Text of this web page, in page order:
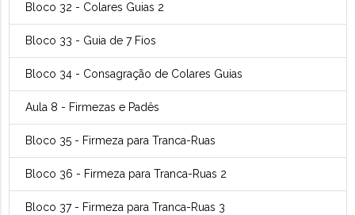
Bloco 32 - Colares Guias 2
Bloco 33 - Guia de 7 Fios
Bloco 34 - Consagração de Colares Guias
Aula 8 - Firmezas e Padês
Bloco 35 - Firmeza para Tranca-Ruas
Bloco 36 - Firmeza para Tranca-Ruas 2
Bloco 37 - Firmeza para Tranca-Ruas 3